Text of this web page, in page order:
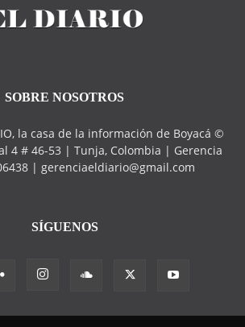
SOBRE NOSOTROS
la casa de la información de Boyacá ©
4 # 46-53 | Tunja, Colombia | Gerencia
| gerenciaeldiario@gmail.com
SÍGUENOS